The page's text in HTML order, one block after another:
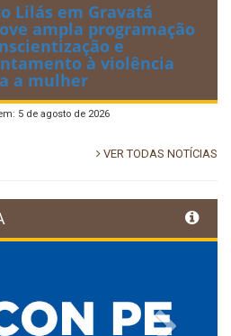
Lilás em Gravatá
ampla programação
e
à violência
a mulher
5 de agosto de 2026
VER TODAS NOTÍCIAS